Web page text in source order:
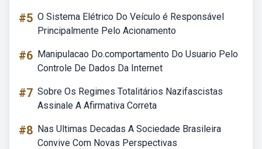
#5 O Sistema Elétrico Do Veículo é Responsável
Principalmente Pelo Acionamento
#6 Manipulacao Do.comportamento Do Usuario Pelo
Controle De Dados Da Internet
#7 Sobre Os Regimes Totalitários Nazifascistas
Assinale A Afirmativa Correta
#8 Nas Ultimas Decadas A Sociedade Brasileira
Convive Com Novas Perspectivas